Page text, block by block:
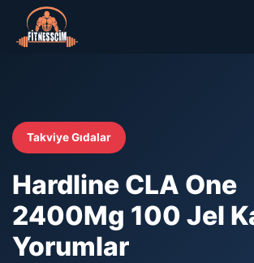
Takviye Gıdalar
Hardline CLA One
2400Mg 100 Jel
Yorumlar